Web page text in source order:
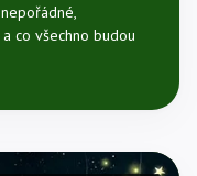
co všechno budou